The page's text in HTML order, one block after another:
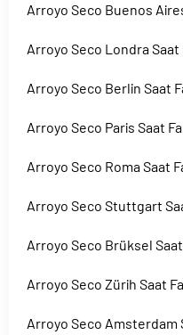
Arroyo Seco Buenos
Arroyo Seco Londra Saat
Arroyo Seco Berlin Saat
Arroyo Seco Paris Saat
Arroyo Seco Roma Saat
Arroyo Seco Stuttgart
Arroyo Seco Brüksel Saat
Arroyo Seco Zürih Saat
Arroyo Seco Amsterdam